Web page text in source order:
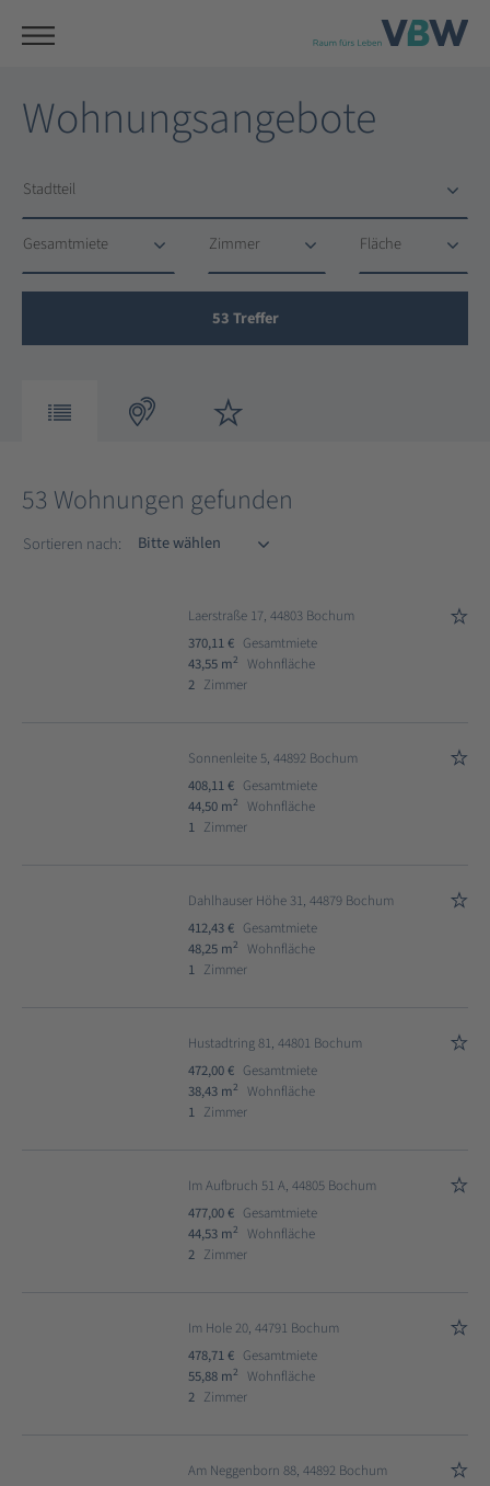
Wohnungsangebote
Stadtteil
Gesamtmiete Zimmer Fläche
53Treffer
53 Wohnungen gefunden
Sortieren nach:
Laerstraße 17, 44803 Bochum
370,11 € Gesamtmiete
43,55 m2
Wohnfläche
2 Zimmer
Sonnenleite 5, 44892 Bochum
408,11 € Gesamtmiete
44,50 m2
Wohnfläche
1 Zimmer
Dahlhauser Höhe 31, 44879 Bochum
412,43 € Gesamtmiete
48,25 m2
Wohnfläche
1 Zimmer
Hustadtring 81, 44801 Bochum
472,00 € Gesamtmiete
38,43 m2
Wohnfläche
1 Zimmer
Im Aufbruch 51 A, 44805 Bochum
477,00 € Gesamtmiete
44,53 m2
Wohnfläche
2 Zimmer
Im Hole 20, 44791 Bochum
478,71 € Gesamtmiete
55,88 m2
Wohnfläche
2 Zimmer
Am Neggenborn 88, 44892 Bochum